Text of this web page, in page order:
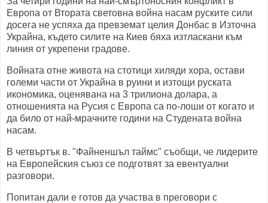
Европа от Втората световна война насам руските сили
досега не успяха да превземат целия Донбас в Източна
Украйна, където силите на Киев бяха изтласкани към
линия от укрепени градове.
Войната отне живота на стотици хиляди хора, остави
големи части от Украйна в руини и изтощи руската
икономика, оценявана на 3 трилиона долара, а
отношенията на Русия с Европа са по-лоши от когато и
да било от най-мрачните години на Студената война
насам.
В четвъртък в. "Файненшъл таймс" съобщи, че лидерите
на Европейския съюз се подготвят за евентуални
разговори.
Попитан дали е готов да участва в преговори с